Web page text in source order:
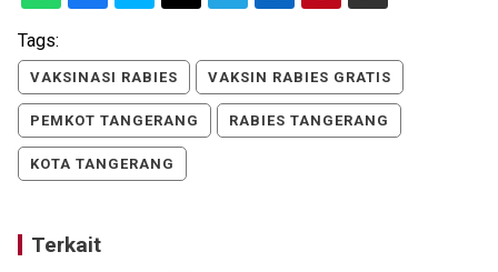
Tags:
VAKSINASI RABIES VAKSIN RABIES GRATIS
PEMKOT TANGERANG RABIES TANGERANG
KOTA TANGERANG
Terkait